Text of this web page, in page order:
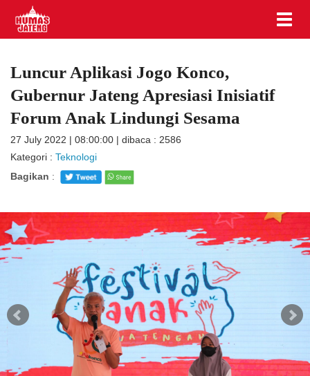
Luncur Aplikasi Jogo Konco,
Gubernur Jateng Apresiasi Inisiatif
Forum Anak Lindungi Sesama
27 July 2022 | 08:00:00 | dibaca : 2586
Kategori : Teknologi
Bagikan :